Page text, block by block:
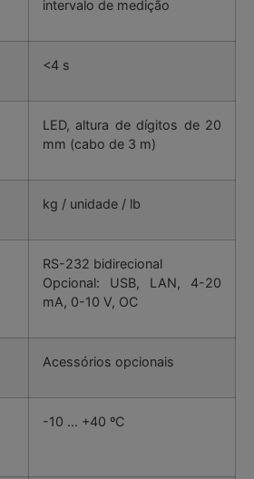
intervalo de medição
<4 s
LED, altura de dígitos de 20
mm (cabo de 3 m)
kg / unidade / lb
RS-232 bidirecional
Opcional: USB, LAN, 4-20
mA, 0-10 V, OC
Acessórios opcionais
-10 … +40 ºC